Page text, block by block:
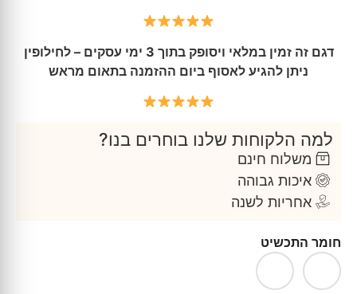
דגם זה זמין במלאי ויסופק בתוך 3 ימי עסקים – לחילופין
ניתן להגיע לאסוף ביום ההזמנה בתאום מראש
למה הלקוחות שלנו בוחרים בנו?
משלוח חינם
איכות גבוהה
אחריות לשנה
חומר התכשיט